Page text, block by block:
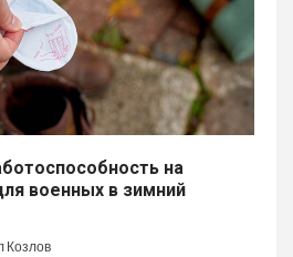
на
военных в зимний
Козлов